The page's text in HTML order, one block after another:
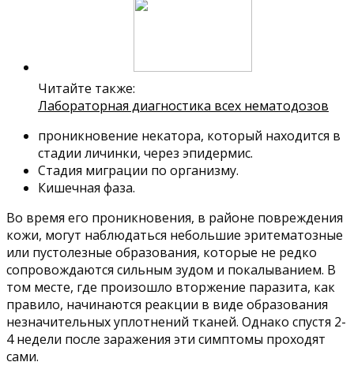
Читайте также:
Лабораторная диагностика всех нематодозов
проникновение некатора, который находится в
стадии личинки, через эпидермис.
Стадия миграции по организму.
Кишечная фаза.
Во время его проникновения, в районе повреждения
кожи, могут наблюдаться небольшие эритематозные
или пустолезные образования, которые не редко
сопровождаются сильным зудом и покалыванием. В
том месте, где произошло вторжение паразита, как
правило, начинаются реакции в виде образования
незначительных уплотнений тканей. Однако спустя 2-
4 недели после заражения эти симптомы проходят
сами.